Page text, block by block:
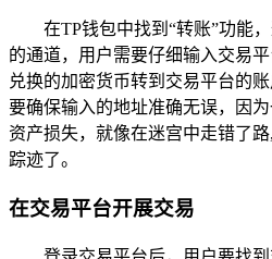
在TP钱包中找到“转账”功能
的通道，用户需要仔细输入交易
兑换的加密货币转到交易平台的
要确保输入的地址准确无误，因
资产损失，就像在迷宫中走错了
踪迹了。
在交易平台开展交易